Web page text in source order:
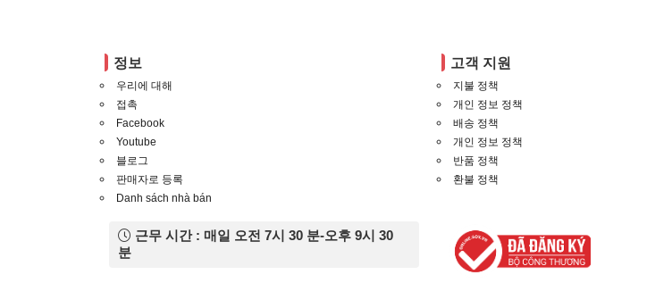
정보
우리에 대해
접촉
Facebook
Youtube
블로그
판매자로 등록
Danh sách nhà bán
고객 지원
지불 정책
개인 정보 정책
배송 정책
개인 정보 정책
반품 정책
환불 정책
근무 시간 : 매일 오전 7시 30 분-오후 9시 30
분